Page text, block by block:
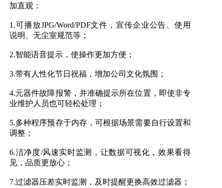
加直观：
1.可播放JPG/Word/PDF文件，宣传企业公告、使用
说明、无尘室规范等；
2.智能语音提示，使操作更加方便；
3.带有人性化节日祝福，增加公司文化氛围；
4.元器件故障报警，并准确提示所在位置，即使非专
业维护人员也可轻松处理；
5.多种程序预存于内存，可根据场景需要自行设置和
调整；
6.洁净度/风速实时监测，让数据可视化，效果看得
见，品质更放心；
7.过滤器压差实时监测，及时提醒更换高效过滤器；